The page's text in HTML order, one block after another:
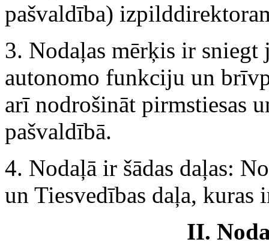
pašvaldība)
3. Nodaļas mērķis ir
autonomo funkciju un
arī nodrošināt pirmstiesas
pašvaldībā.
4. Nodaļā ir šādas daļas:
un Tiesvedības daļa, kuras
II.